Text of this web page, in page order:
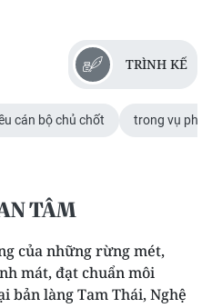
TRÌNH KẾ
cán bộ chủ chốt trong vụ phá
TÂM
của những rừng mét,
mát, đạt chuẩn môi
bản làng Tam Thái, Nghệ